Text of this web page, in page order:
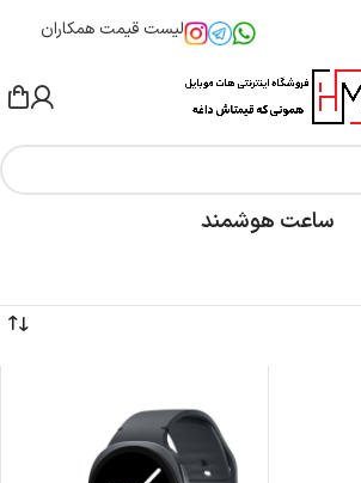
لیست قیمت همکاران
ساعت هوشمند